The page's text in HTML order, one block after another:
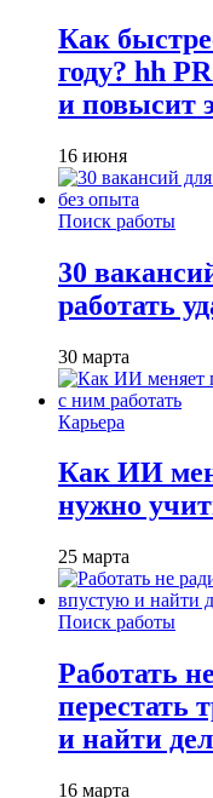
Как
году? hh
и повысит
16 июня
Поиск работы
30
работать
30 марта
Карьера
Как ИИ
нужно
25 марта
Поиск работы
Работать
перестать
и найти
16 марта